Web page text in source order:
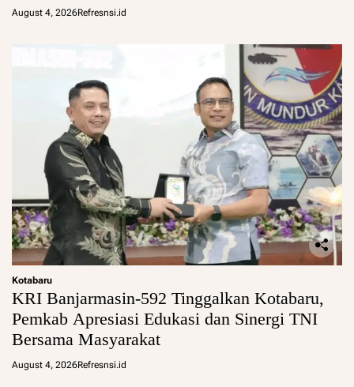
August 4, 2026Refresnsi.id
Kotabaru
KRI Banjarmasin-592 Tinggalkan Kotabaru,
Pemkab Apresiasi Edukasi dan Sinergi TNI
Bersama Masyarakat
August 4, 2026Refresnsi.id